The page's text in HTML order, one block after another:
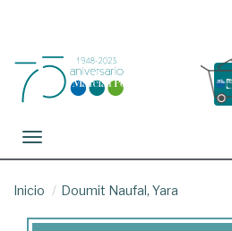
Toggle navigation
Inicio Doumit Naufal, Yara